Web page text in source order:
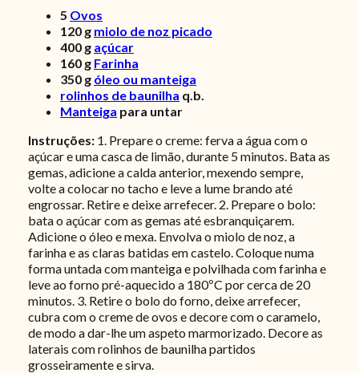
5 Ovos
120 g miolo de noz picado
400 g açúcar
160 g Farinha
350 g óleo ou manteiga
rolinhos de baunilha q.b.
Manteiga para untar
Instruções: 1. Prepare o creme: ferva a água com o
açúcar e uma casca de limão, durante 5 minutos. Bata as
gemas, adicione a calda anterior, mexendo sempre,
volte a colocar no tacho e leve a lume brando até
engrossar. Retire e deixe arrefecer. 2. Prepare o bolo:
bata o açúcar com as gemas até esbranquiçarem.
Adicione o óleo e mexa. Envolva o miolo de noz, a
farinha e as claras batidas em castelo. Coloque numa
forma untada com manteiga e polvilhada com farinha e
leve ao forno pré-aquecido a 180ºC por cerca de 20
minutos. 3. Retire o bolo do forno, deixe arrefecer,
cubra com o creme de ovos e decore com o caramelo,
de modo a dar-lhe um aspeto marmorizado. Decore as
laterais com rolinhos de baunilha partidos
grosseiramente e sirva.